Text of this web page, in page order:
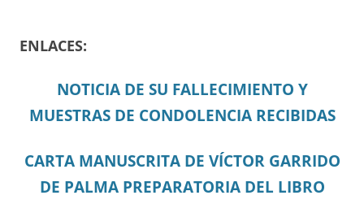
ENLACES:
NOTICIA DE SU FALLECIMIENTO Y
MUESTRAS DE CONDOLENCIA RECIBIDAS
CARTA MANUSCRITA DE VÍCTOR GARRIDO
DE PALMA PREPARATORIA DEL LIBRO